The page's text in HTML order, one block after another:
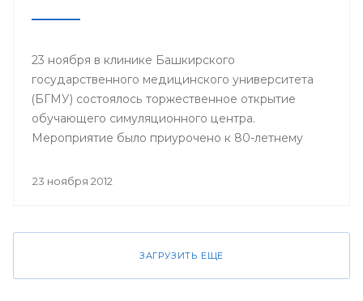
23 ноября в клинике Башкирского
государственного медицинского университета
(БГМУ) состоялось торжественное открытие
обучающего симуляционного центра.
Мероприятие было приурочено к 80-летнему
23 ноября 2012
ЗАГРУЗИТЬ ЕЩЕ